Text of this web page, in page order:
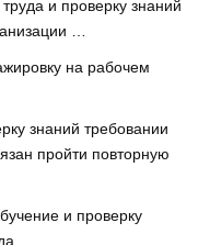
и проверку знаний
…
на рабочем
знаний требовании
пройти повторную
и проверку
…